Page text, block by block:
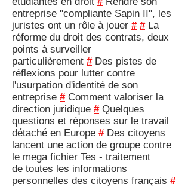
entreprise "compliante Sapin II", les
juristes ont un rôle à jouer # #La
réforme du droit des contrats, deux
points à surveiller
particulièrement #Des pistes de
réflexions pour lutter contre
l'usurpation d'identité de son
entreprise #Comment valoriser la
direction juridique #Quelques
questions et réponses sur le travail
détaché en Europe #Des citoyens
lancent une action de groupe contre
le mega fichier Tes - traitement
de toutes les informations
personnelles des citoyens français #